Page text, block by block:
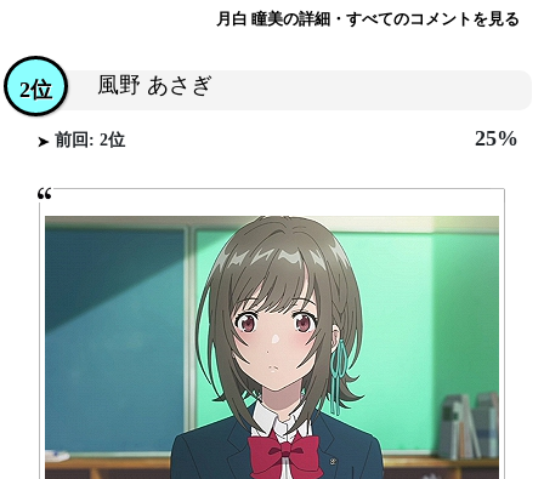
月白 瞳美の詳細・すべてのコメントを見る
風野 あさぎ
2位
前回: 2位 25%